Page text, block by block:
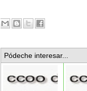
Pódeche interesar...